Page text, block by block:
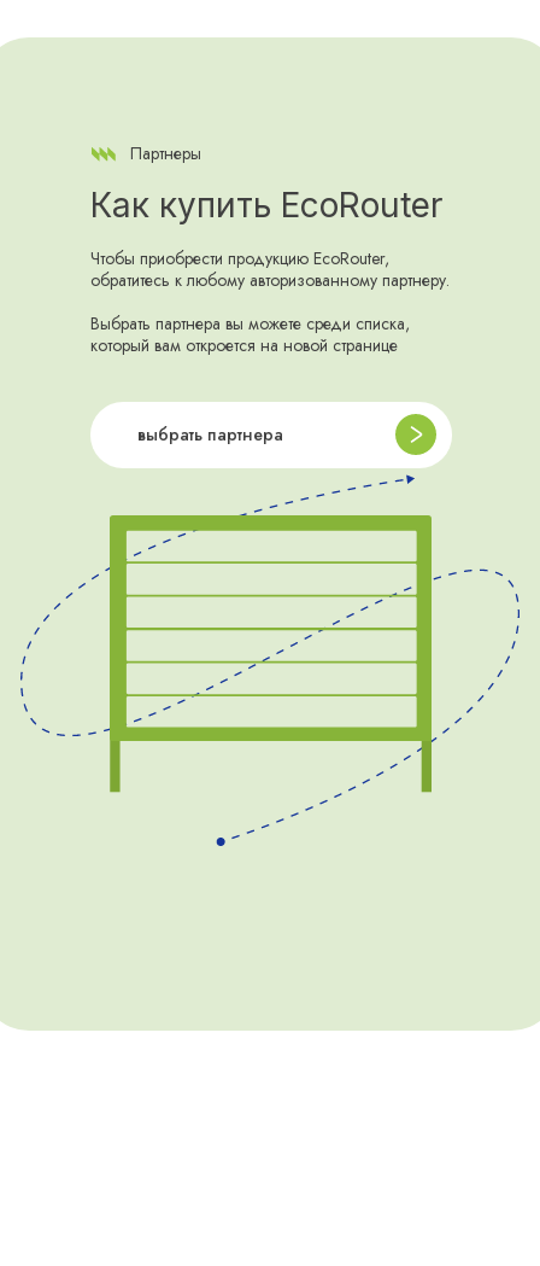
Партнеры
Как купить EcoRouter
Чтобы приобрести продукцию EcoRouter,
обратитесь к любому авторизованному партнеру.
Выбрать партнера вы можете среди списка,
который вам откроется на новой странице
выбрать партнера